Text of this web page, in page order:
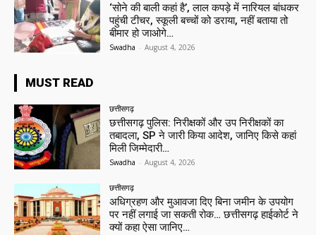
‘सोने की बाली कहां है’, लाल कपड़े में नारियल बांधकर
पहुंची टीचर, स्कूली बच्चों को डराया, नहीं बताया तो
बीमार हो जाओगे…
Swadha - August 4, 2026
MUST READ
छत्तीसगढ़
छत्तीसगढ़ पुलिस: निरीक्षकों और उप निरीक्षकों का
तबादला, SP ने जारी किया आदेश, जानिए किसे कहां
मिली जिम्मेदारी…
Swadha - August 4, 2026
छत्तीसगढ़
अधिग्रहण और मुआवजा दिए बिना जमीन के उपयोग
पर नहीं लगाई जा सकती रोक… छत्तीसगढ़ हाईकोर्ट ने
क्यों कहा ऐसा जानिए…